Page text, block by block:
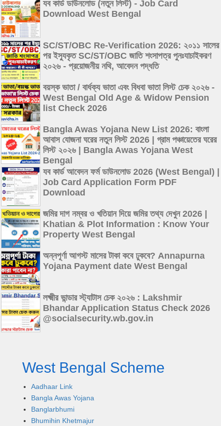
যব কার্ড ডাউনলোড (নতুন লিস্ট) - Job Card
Download West Bengal
SC/ST/OBC Re-Verification 2026: ২০১১ সালের
পর ইস্যুকৃত SC/ST/OBC জাতি শংসাপত্র পুনঃযাচাইকরণ
২০২৬ - প্রয়োজনীয় নথি, আবেদন পদ্ধতি
বয়স্ক ভাতা / বার্ধক্য ভাতা এবং বিধবা ভাতা লিস্ট চেক ২০২৬ -
West Bengal Old Age & Widow Pension
list Check 2026
Bangla Awas Yojana New List 2026: বাংলা
আবাস যোজনা ঘরের নতুন লিস্ট 2026 | গ্রাম পঞ্চায়েতের ঘরের
লিস্ট ২০২৬ | Bangla Awas Yojana West
Bengal
যব কার্ড আবেদন ফর্ম ডাউনলোড 2026 (West Bengal) |
Job Card Application Form PDF
Download
জমির দাগ নম্বর ও খতিয়ান দিয়ে জমির তথ্য দেখুন 2026 |
Khatian & Plot Information : Know Your
Property West Bengal
অন্নপূর্ণা আগস্ট মাসের টাকা কবে ঢুকবে? Annapurna
Yojana Payment date West Bengal
লক্ষ্মীর ভান্ডার স্ট্যাটাস চেক ২০২৬ : Lakshmir
Bhandar Application Status Check 2026
@socialsecurity.wb.gov.in
West Bengal Scheme
Aadhaar Link
Bangla Awas Yojana
Banglarbhumi
Bhumihin Khetmajur